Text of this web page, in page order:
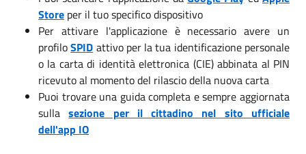
Store per il tuo specifico dispositivo
Per attivare l'applicazione è necessario avere un
profiloSPID attivo per la tua identificazione personale
o la carta di identità elettronica (CIE) abbinata al PIN
ricevuto al momento del rilascio della nuova carta
Puoi trovare una guida completa e sempre aggiornata
sulla sezione per il cittadino nel sito ufficiale
dell'app IO